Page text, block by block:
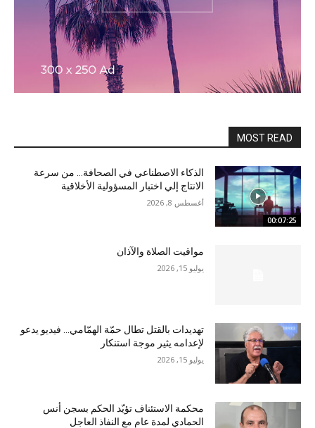
MOST READ
00:07:25
الذكاء الاصطناعي في الصحافة… من سرعة
الانتاج إلي اختبار المسؤولية الأخلاقية
أغسطس 8, 2026
مواقيت الصلاة والآذان
يوليو 15, 2026
تهديدات بالقتل تطال حمّة الهمّامي… فيديو يدعو
لإعدامه يثير موجة استنكار
يوليو 15, 2026
محكمة الاستئناف تؤيّد الحكم بسجن أنس
الحمادي لمدة عام مع النفاذ العاجل